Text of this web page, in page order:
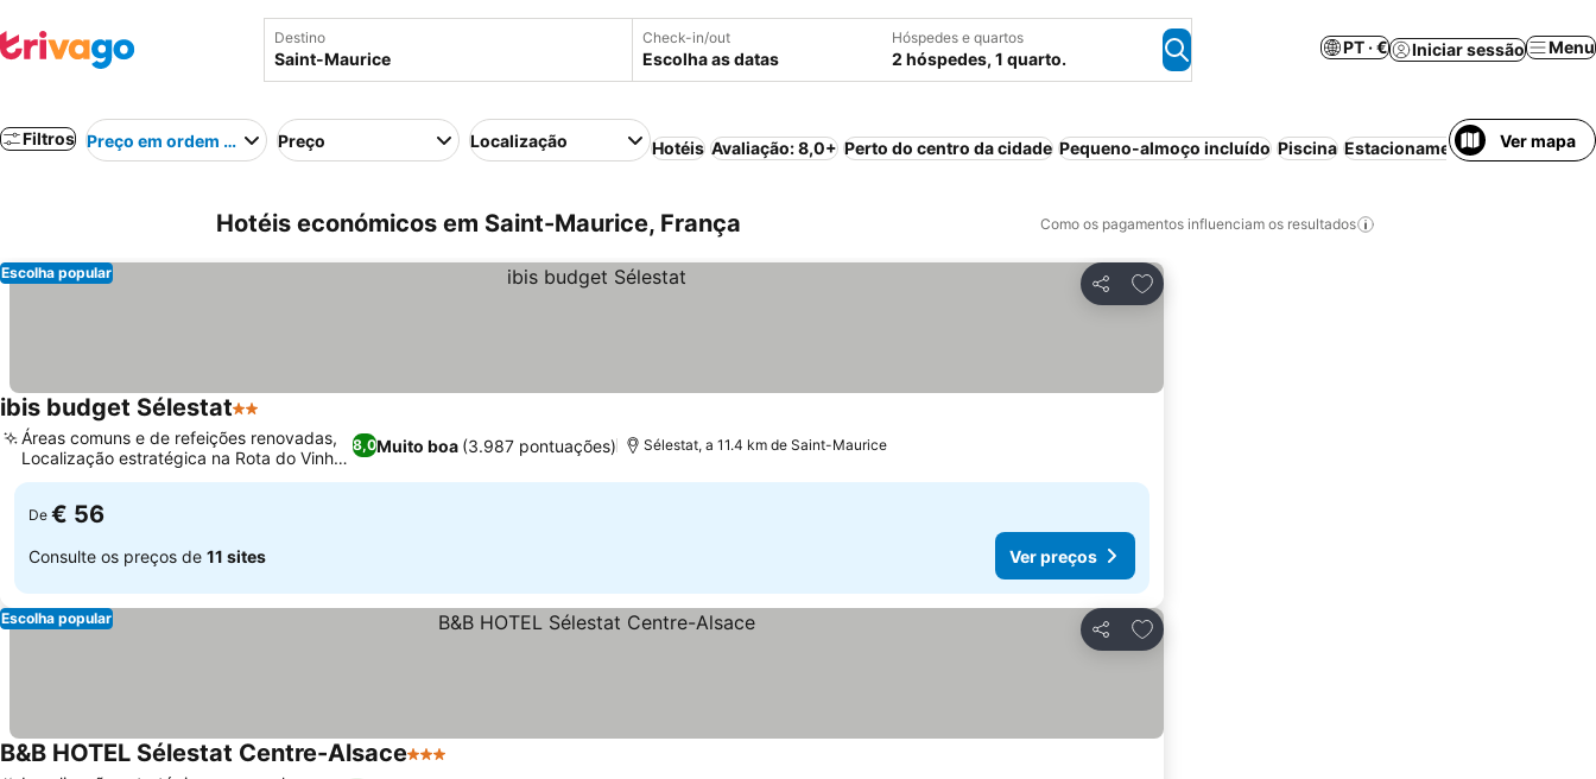
Destino Check-in/out
Escolha as datas
Hóspedes e quartos
2 hóspedes, 1 quarto.
PT · € Iniciar sessão Menu
Filtros Preço em ordem crescentePreço Localização Hotéis Avaliação: 8,0+ Perto do centro da cidade Pequeno-almoço incluído Piscina Estacionamento Ver mapa
Hotéis económicos em Saint-Maurice, França Como os pagamentos influenciam os resultados
Partilhar
Adicionar aos favoritos
Escolha popular
ibis budget Sélestat2 Estrelas
8,0Muito boa (3.987 pontuações)
Áreas comuns e de refeições renovadas,
Localização estratégica na Rota do Vinho
da Alsácia
Sélestat, a 11.4 km de Saint-Maurice
De € 56
Consulte os preços de 11 sites Ver preços
Partilhar
Adicionar aos favoritos
Escolha popular
B&B HOTEL Sélestat Centre-Alsace3 Estrelas